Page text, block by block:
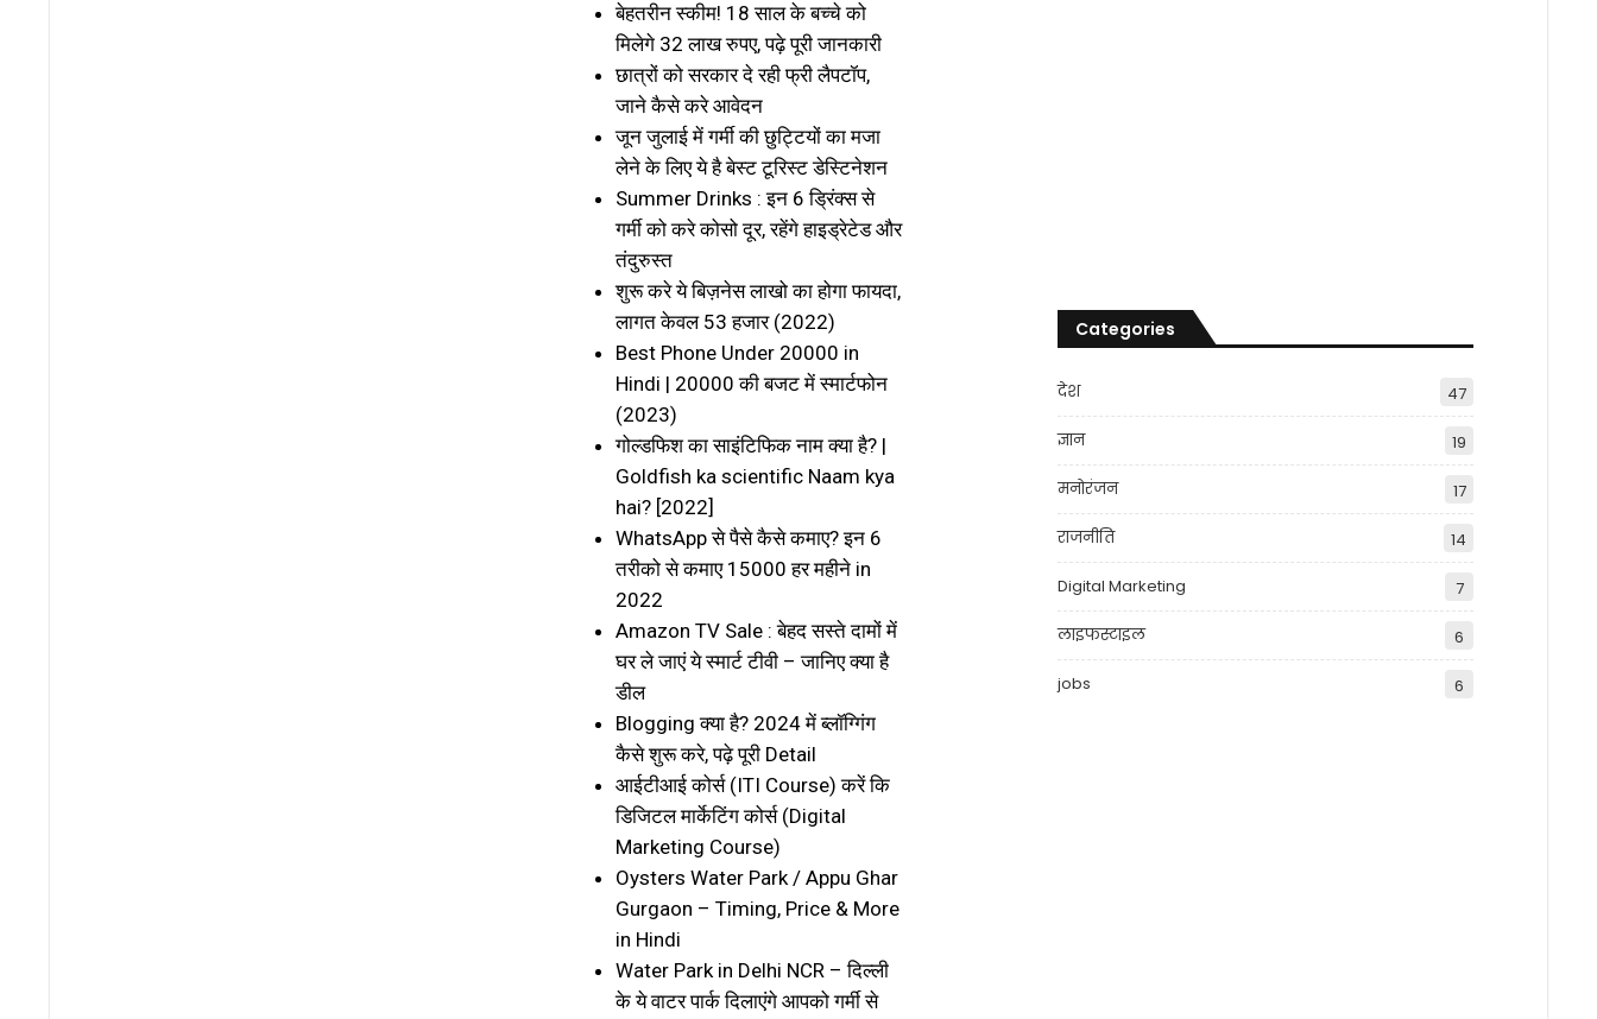
बेहतरीन स्कीम! 18 साल के बच्चे को
मिलेगे ₹32 लाख रुपए, पढ़े पूरी जानकारी
छात्रों को सरकार दे रही फ्री लैपटॉप,
जाने कैसे करे आवेदन
जून जुलाई में गर्मी की छुट्टियों का मजा
लेने के लिए ये है बेस्ट टूरिस्ट डेस्टिनेशन
Summer Drinks : इन 6 ड्रिंक्स से
गर्मी को करे कोसो दूर, रहेंगे हाइड्रेटेड और
तंदुरुस्त
शुरू करे ये बिज़नेस लाखो का होगा फायदा,
लागत केवल 53 हजार (2022)
Best Phone Under 20000 in
Hindi | 20000 की बजट में स्मार्टफोन
(2023)
गोल्डफिश का साइंटिफिक नाम क्या है? |
Goldfish ka scientific Naam kya
hai? [2022]
WhatsApp से पैसे कैसे कमाए? इन 6
तरीको से कमाए ₹15000 हर महीने in
2022
Amazon TV Sale : बेहद सस्ते दामों में
घर ले जाएं ये स्मार्ट टीवी – जानिए क्या है
डील
Blogging क्या है? 2024 में ब्लॉग्गिंग
कैसे शुरू करे, पढ़े पूरी Detail
आईटीआई कोर्स (ITI Course) करें कि
डिजिटल मार्केटिंग कोर्स (Digital
Marketing Course)
Oysters Water Park / Appu Ghar
Gurgaon – Timing, Price & More
in Hindi
Water Park in Delhi NCR – दिल्ली
के ये वाटर पार्क दिलाएंगे आपको गर्मी से
Categories
देश 47
ज्ञान 19
मनोरंजन 17
राजनीति 14
Digital Marketing 7
लाइफस्टाइल 6
jobs 6